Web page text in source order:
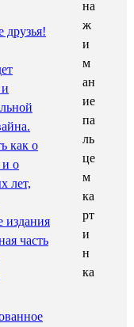
друзья!
как о
и о
лет,
издания
часть